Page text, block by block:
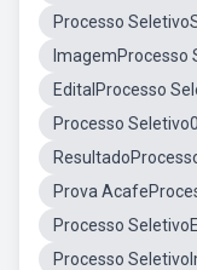
Processo
ImagemProcesso
EditalProcesso
Processo
Prova
Processo
Processo